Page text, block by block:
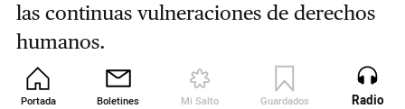
Portada Boletines Mi Salto Guardados Revista
las continuas vulneraciones de derechos
humanos.
NNK reparte comida y ropa, ayuda conRadio